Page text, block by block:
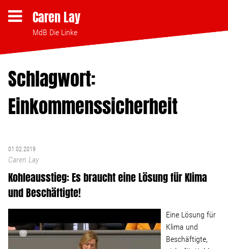
Caren Lay
MdB Die Linke
Themen
Bezahlbares Wohnen
Strukturwandel
Linke Zukunftsdebatte
Schlagwort:
Einkommenssicherheit
01.02.2019
Caren Lay
Kohleausstieg: Es braucht eine Lösung für Klima
und Beschäftigte!
Eine Lösung für
Klima und
Beschäftigte,